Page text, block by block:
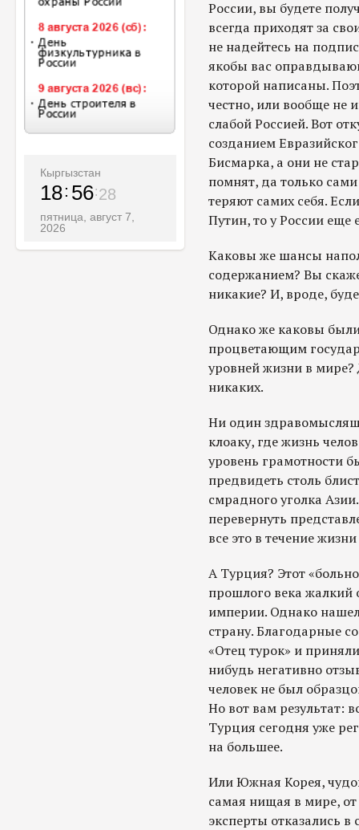
Кыргызстан
18 56 30
пятница, август 7,
2026
России, вы будете
всегда приходят за
не надейтесь на
якобы вас
которой написаны.
честно, или вообще не
слабой Россией. Вот
созданием
Бисмарка, а они не
помнят, да только
теряют самих себя.
Путин, то у России
Каковы же шансы
содержанием? Вы
никакие? И, вроде,
Однако же каковы
процветающим
уровней жизни в
никаких.
Ни один
клоаку, где жизнь
уровень грамотности
предвидеть столь
смрадного уголка
перевернуть
все это в течение
А Турция? Этот
прошлого века жалкий
империи. Однако
страну. Благодарные
«Отец турок» и
нибудь негативно
человек не был
Но вот вам результат:
Турция сегодня уже
на большее.
Или Южная Корея,
самая нищая в мире,
эксперты отказались